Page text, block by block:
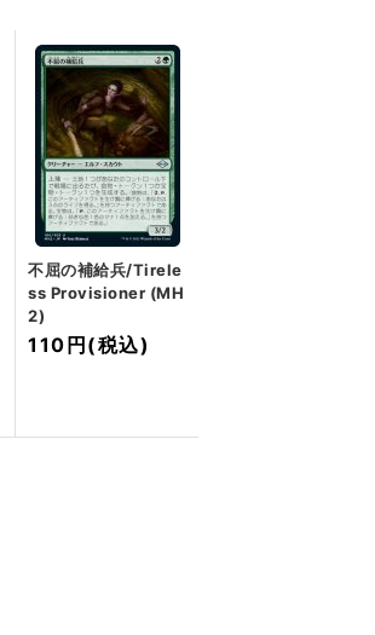
不屈の補給兵/Tirele
ss Provisioner (MH
2)
110円 (税込)